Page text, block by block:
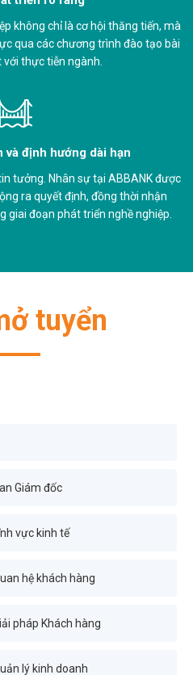
không chỉ là cơ hội thăng tiến, mà
qua các chương trình đào tạo bài
với thực tiễn ngành.
và định hướng dài hạn
tưởng. Nhân sự tại ABBANK được
ra quyết định, đồng thời nhận
đoạn phát triển nghề nghiệp.
tuyển
Giám đốc
vực kinh tế
hệ khách hàng
pháp Khách hàng
lý kinh doanh